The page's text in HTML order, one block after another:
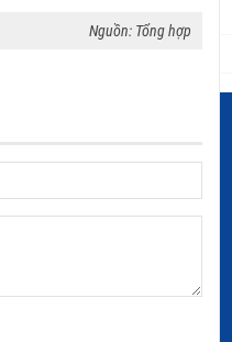
Nguồn: Tổng hợp